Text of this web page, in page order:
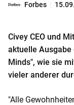
|
a
Forbes
Civey CEO und
aktuelle Ausgabe
Minds", wie sie
vieler anderer
"Alle